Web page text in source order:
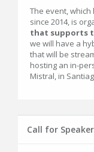
The event,
since 2014, is
that supports
we will have a
that will be
hosting an in-
Mistral, in
Call for